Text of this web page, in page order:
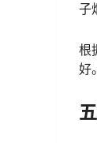
子
根
好